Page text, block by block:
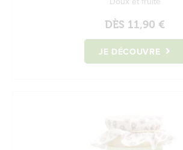
DÈS 11,90 €
JE DÉCOUVRE